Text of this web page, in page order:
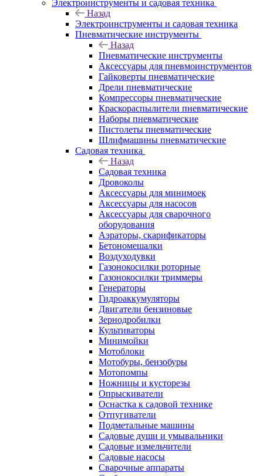
Электроинструменты и садовая техника
Назад
Электроинструменты и садовая техника
Пневматические инструменты
Назад
Пневматические инструменты
Аксессуары для пневмоинструментов
Гайковерты пневматические
Дрели пневматические
Компрессоры пневматические
Краскораспылители пневматические
Наборы пневматические
Пистолеты пневматические
Шлифмашины пневматические
Садовая техника
Назад
Садовая техника
Дровоколы
Аксессуары для минимоек
Аксессуары для насосов
Аксессуары для сварочного
оборудования
Аэраторы, скарификаторы
Бетономешалки
Воздуходувки
Газонокосилки роторные
Газонокосилки триммеры
Генераторы
Гидроаккумуляторы
Двигатели бензиновые
Зернодробилки
Культиваторы
Минимойки
Мотоблоки
Мотобуры, бензобуры
Мотопомпы
Ножницы и кусторезы
Опрыскиватели
Оснастка к садовой технике
Отпугиватели
Подметальные машины
Садовые души и умывальники
Садовые измельчители
Садовые насосы
Сварочные аппараты